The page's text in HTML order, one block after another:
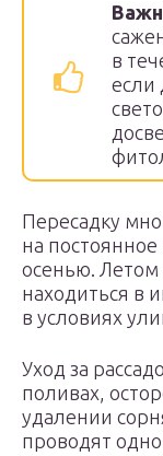
в
если
Пересадку
на
осенью.
находиться в
в условиях
Уход за
поливах,
удалении
проводят